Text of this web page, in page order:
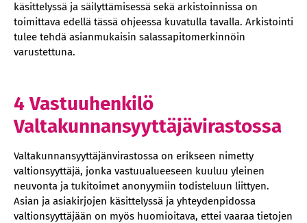
käsittelyssä ja säilyttämisessä sekä arkistoinnissa on
toimittava edellä tässä ohjeessa kuvatulla tavalla. Arkistointi
tulee tehdä asianmukaisin salassapitomerkinnöin
varustettuna.
4 Vastuuhenkilö
Valtakunnansyyttäjävirastossa
Valtakunnansyyttäjänvirastossa on erikseen nimetty
valtionsyyttäjä, jonka vastuualueeseen kuuluu yleinen
neuvonta ja tukitoimet anonyymiin todisteluun liittyen.
Asian ja asiakirjojen käsittelyssä ja yhteydenpidossa
valtionsyyttäjään on myös huomioitava, ettei vaaraa tietojen